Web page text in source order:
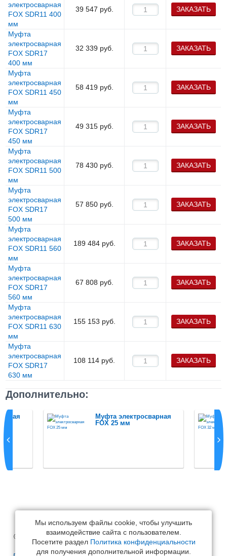
электросварная
FOX SDR11 400
мм
39 547 руб. ЗАКАЗАТЬ
Муфта
электросварная
FOX SDR17
400 мм
32 339руб. ЗАКАЗАТЬ
Муфта
электросварная
FOX SDR11 450
мм
58 419руб. ЗАКАЗАТЬ
Муфта
электросварная
FOX SDR17
450 мм
49 315руб. ЗАКАЗАТЬ
Муфта
электросварная
FOX SDR11 500
мм
78 430руб. ЗАКАЗАТЬ
Муфта
электросварная
FOX SDR17
500 мм
57 850руб. ЗАКАЗАТЬ
Муфта
электросварная
FOX SDR11 560
мм
189 484руб. ЗАКАЗАТЬ
Муфта
электросварная
FOX SDR17
560 мм
67 808 руб. ЗАКАЗАТЬ
Муфта
электросварная
FOX SDR11 630
мм
155 153 руб. ЗАКАЗАТЬ
Муфта
электросварная
FOX SDR17
630 мм
108 114 руб. ЗАКАЗАТЬ
Дополнительно:
Муфта электросварная
FOX 25 мм
© Спектр-Строй, 2006-2026
Мы используем файлы cookie, чтобы улучшить
взаимодействие сайта с пользователем.
Посетите раздел Политика конфиденциальности
для получения дополнительной информации.